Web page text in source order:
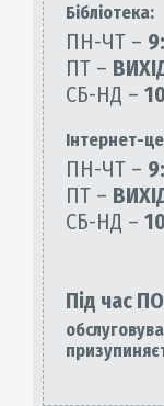
Бiблiотека:
ПН-ЧТ –
ПТ –
СБ-НД –
Інтернет-
ПН-ЧТ –
ПТ –
СБ-НД –
Під час